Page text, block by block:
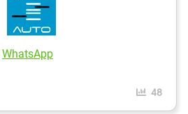
WhatsApp
48